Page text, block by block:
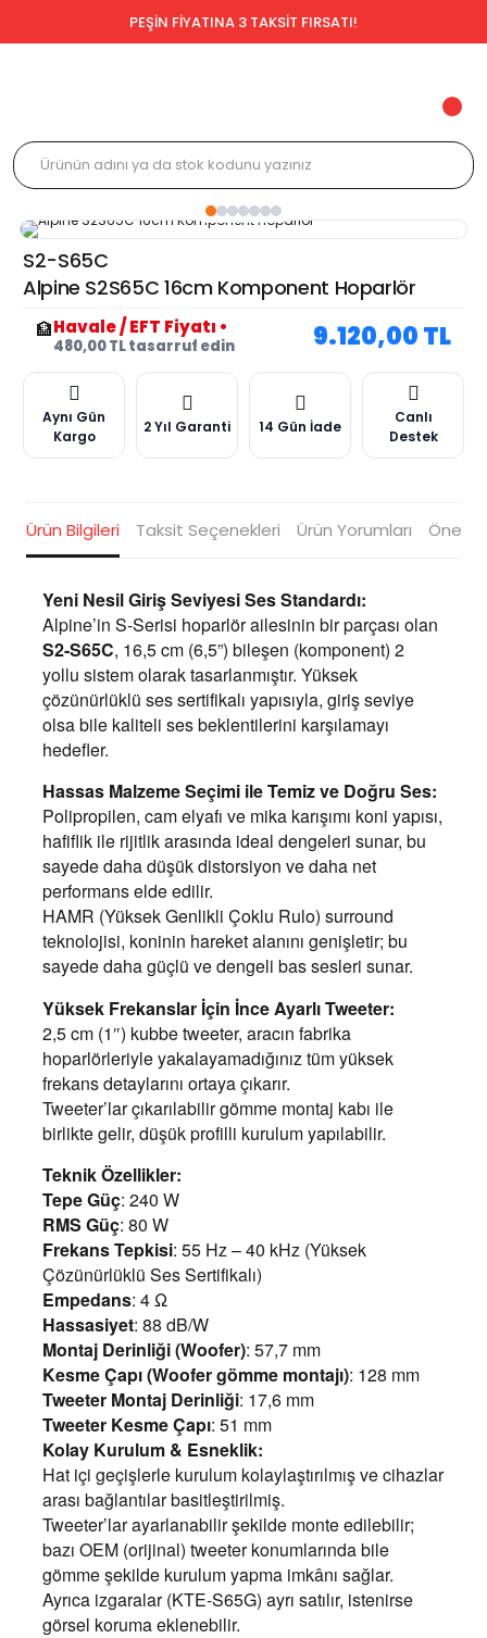
PEŞİN FİYATINA 3 TAKSİT FIRSATI!
S2-S65C
Alpine S2S65C 16cm Komponent Hoparlör
🏦Havale / EFT Fiyatı •
480,00 TL tasarruf edin 9.120,00 TL
Aynı Gün
Kargo
2 Yıl Garanti 14 Gün İade
Canlı
Destek
Ürün Bilgileri Taksit Seçenekleri Ürün Yorumları
Yeni Nesil Giriş Seviyesi Ses Standardı:
Alpine’in S-Serisi hoparlör ailesinin bir parçası olan
S2-S65C, 16,5 cm (6,5”) bileşen (komponent) 2
yollu sistem olarak tasarlanmıştır. Yüksek
çözünürlüklü ses sertifikalı yapısıyla, giriş seviye
olsa bile kaliteli ses beklentilerini karşılamayı
hedefler.
Hassas Malzeme Seçimi ile Temiz ve Doğru Ses:
Polipropilen, cam elyafı ve mika karışımı koni yapısı,
hafiflik ile rijitlik arasında ideal dengeleri sunar, bu
sayede daha düşük distorsiyon ve daha net
performans elde edilir.
HAMR (Yüksek Genlikli Çoklu Rulo) surround
teknolojisi, koninin hareket alanını genişletir; bu
sayede daha güçlü ve dengeli bas sesleri sunar.
Yüksek Frekanslar İçin İnce Ayarlı Tweeter:
2,5 cm (1″) kubbe tweeter, aracın fabrika
hoparlörleriyle yakalayamadığınız tüm yüksek
frekans detaylarını ortaya çıkarır.
Tweeter’lar çıkarılabilir gömme montaj kabı ile
birlikte gelir, düşük profilli kurulum yapılabilir.
Teknik Özellikler:
Tepe Güç: 240 W
RMS Güç: 80 W
Frekans Tepkisi: 55 Hz – 40 kHz (Yüksek
Çözünürlüklü Ses Sertifikalı)
Empedans: 4 Ω
Hassasiyet: 88 dB/W
Montaj Derinliği (Woofer): 57,7 mm
Kesme Çapı (Woofer gömme montajı): 128 mm
Tweeter Montaj Derinliği: 17,6 mm
Tweeter Kesme Çapı: 51 mm
Kolay Kurulum & Esneklik:
Hat içi geçişlerle kurulum kolaylaştırılmış ve cihazlar
arası bağlantılar basitleştirilmiş.
Tweeter’lar ayarlanabilir şekilde monte edilebilir;
bazı OEM (orijinal) tweeter konumlarında bile
gömme şekilde kurulum yapma imkânı sağlar.
Ayrıca izgaralar (KTE-S65G) ayrı satılır, istenirse
görsel koruma eklenebilir.